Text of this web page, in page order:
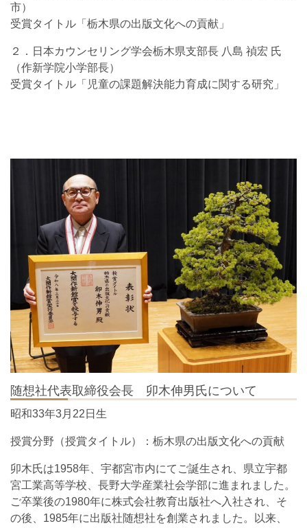
市）
受賞タイトル「栃木県の出版文化への貢献」
２．日本カウンセリング学会栃木県支部長 八島 禎宏 氏
（作新学院小学部長）
受賞タイトル「児童の課題解決能力育成に関する研究」
随想社代表取締役会長 卯木伸男氏について
昭和33年3月22日生
授賞分野（授賞タイトル）：栃木県の出版文化への貢献
卯木氏は1958年、宇都宮市内にてご誕生され、県立宇都
宮工業高等学校、長野大学産業社会学部に進まれました。
ご卒業後の1980年に株式会社教育出版社へ入社され、そ
の後、1985年に出版社随想社を創業されました。以来、